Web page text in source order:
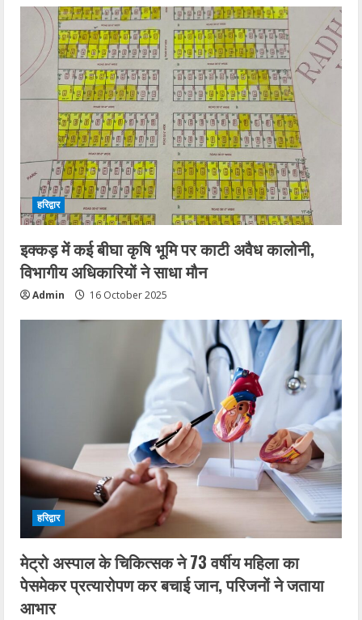
हरिद्वार
इक्कड़ में कई बीघा कृषि भूमि पर काटी अवैध कालोनी,
विभागीय अधिकारियों ने साधा मौन
Admin 16 October 2025
हरिद्वार
मेट्रो अस्पाल के चिकित्सक ने 73 वर्षीय महिला का
पेसमेकर प्रत्यारोपण कर बचाई जान, परिजनों ने जताया
आभार